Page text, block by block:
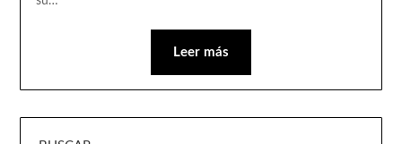
Leer más